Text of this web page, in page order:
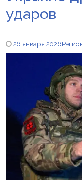
ударов
26 января 2026